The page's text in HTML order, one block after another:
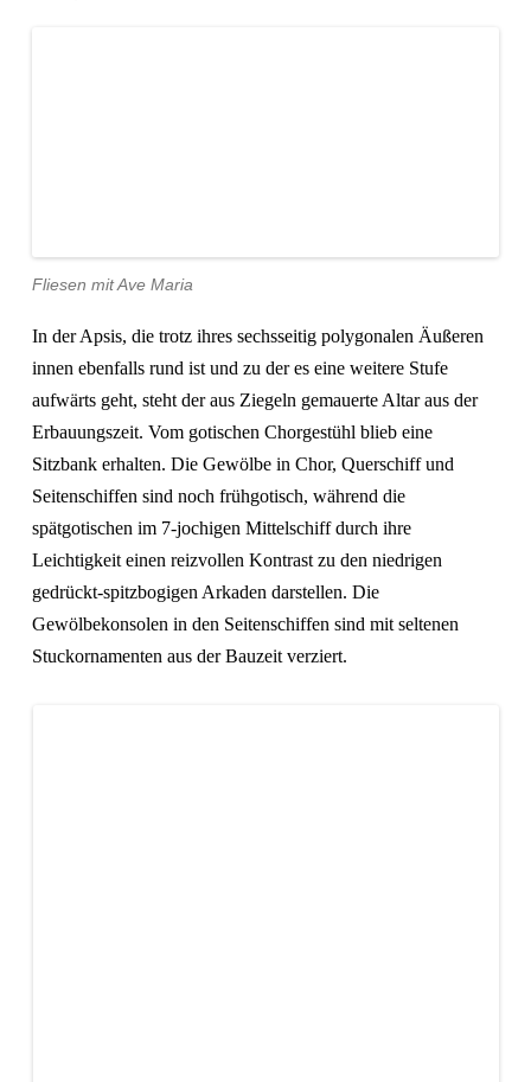
Fliesen mit Ave Maria
In der Apsis, die trotz ihres sechsseitig polygonalen Äußeren
innen ebenfalls rund ist und zu der es eine weitere Stufe
aufwärts geht, steht der aus Ziegeln gemauerte Altar aus der
Erbauungszeit. Vom gotischen Chorgestühl blieb eine
Sitzbank erhalten. Die Gewölbe in Chor, Querschiff und
Seitenschiffen sind noch frühgotisch, während die
spätgotischen im 7-jochigen Mittelschiff durch ihre
Leichtigkeit einen reizvollen Kontrast zu den niedrigen
gedrückt-spitzbogigen Arkaden darstellen. Die
Gewölbekonsolen in den Seitenschiffen sind mit seltenen
Stuckornamenten aus der Bauzeit verziert.